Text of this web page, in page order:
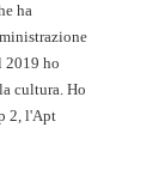
ha
2019 ho
cultura. Ho
2, l'Apt